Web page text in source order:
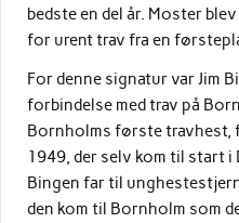
bedste en del år. Moster
for urent trav fra en
For denne signatur var Jim
forbindelse med trav på
Bornholms første travhest,
1949, der selv kom til start i
Bingen far til
den kom til Bornholm som